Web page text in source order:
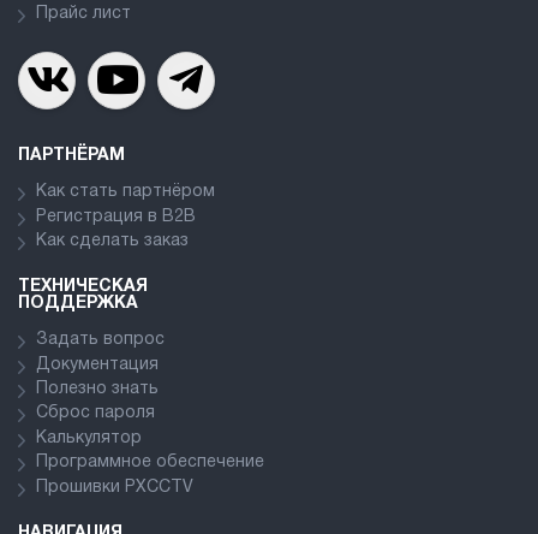
Прайс лист
ПАРТНЁРАМ
Как стать партнёром
Регистрация в В2В
Как сделать заказ
ТЕХНИЧЕСКАЯ
ПОДДЕРЖКА
Задать вопрос
Документация
Полезно знать
Сброс пароля
Калькулятор
Программное обеспечение
Прошивки PXCCTV